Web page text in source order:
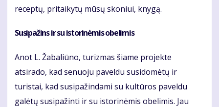
receptų, pritaikytų mūsų skoniui, knygą.
Susipažins ir su istorinėmis obelimis
Anot L. Žabaliūno, turizmas šiame projekte
atsirado, kad senuoju paveldu susidomėtų ir
turistai, kad susipažindami su kultūros paveldu
galėtų susipažinti ir su istorinėmis obelimis. Jau